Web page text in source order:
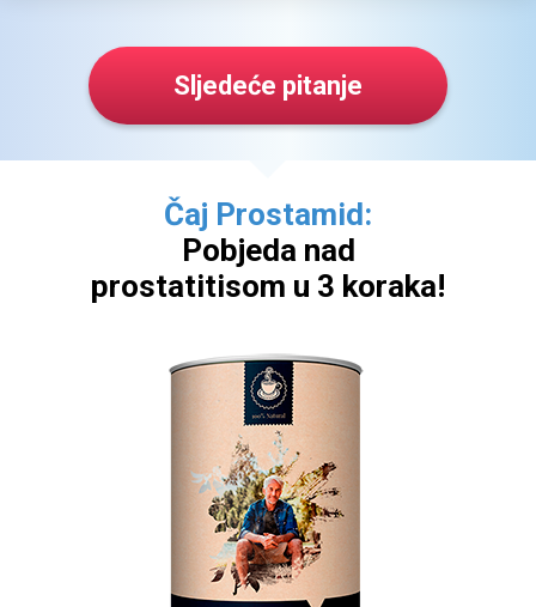
Sljedeće pitanje
Čaj Prostamid:
Pobjeda nad
prostatitisom u 3 koraka!